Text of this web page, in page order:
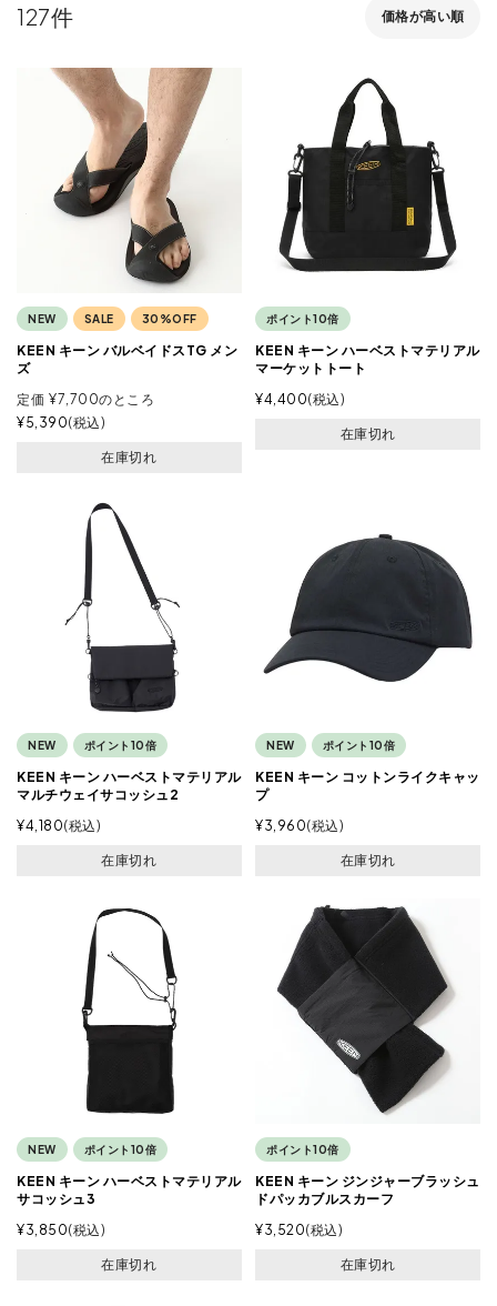
価格が高い順
127
NEW SALE 30%OFF
KEEN キーン バルベイドスTG メン
ズ
定価 ¥7,700のところ
¥5,390 税込
在庫切れ
ポイント10倍
KEEN キーン ハーベストマテリアル
マーケットトート
¥4,400 税込
在庫切れ
NEW ポイント10倍
KEEN キーン ハーベストマテリアル
マルチウェイサコッシュ2
¥4,180 税込
在庫切れ
NEW ポイント10倍
KEEN キーン コットンライクキャッ
プ
¥3,960 税込
在庫切れ
NEW ポイント10倍
KEEN キーン ハーベストマテリアル
サコッシュ3
¥3,850 税込
在庫切れ
ポイント10倍
KEEN キーン ジンジャーブラッシュ
ドパッカブルスカーフ
¥3,520 税込
在庫切れ